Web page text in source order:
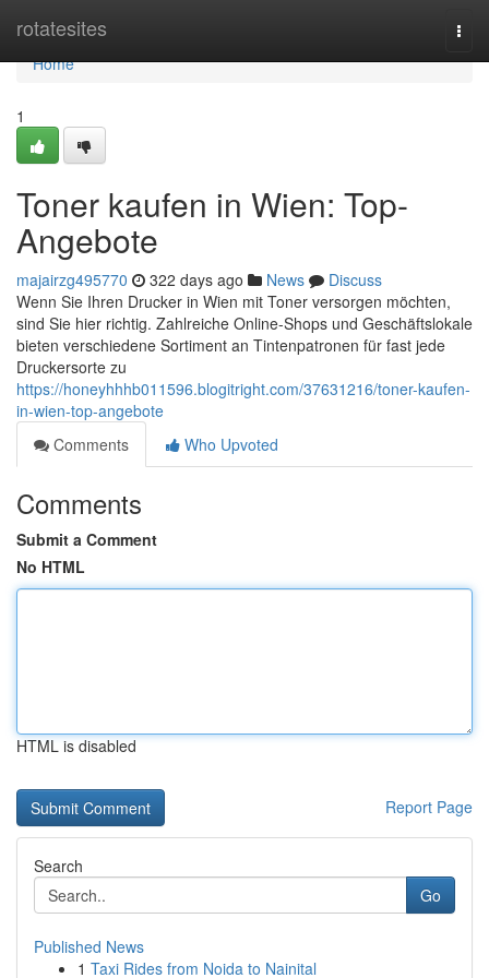
rotatesites
Home
Home
1
Toner kaufen in Wien: Top-
Angebote
majairzg495770 322 days ago News
Discuss
Wenn Sie Ihren Drucker in Wien mit Toner versorgen möchten,
sind Sie hier richtig. Zahlreiche Online-Shops und Geschäftslokale
bieten verschiedene Sortiment an Tintenpatronen für fast jede
Druckersorte zu
https://honeyhhhb011596.blogitright.com/37631216/toner-kaufen-
in-wien-top-angebote
Comments
Who Upvoted
Comments
Submit a Comment
No HTML
HTML is disabled
Report Page
Search
Go
Published News
1 Taxi Rides from Noida to Nainital